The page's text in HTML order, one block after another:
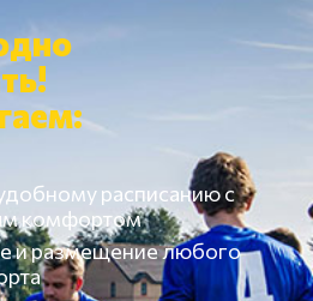
расписанию с
комфортом
и размещение любого